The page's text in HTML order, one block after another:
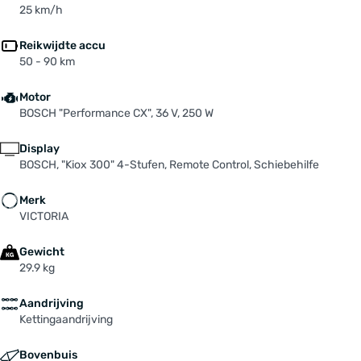
40 mm, verstellbar
mm, schwarz
Tandwiel / riemenschijf: SHIMANO
Versteller: SHIMANO "Deore XT"
Voorbouw: ERGOTEC "Sepia 50", Ø31,8 mm,
Voorvork: SUNTOUR "SF21-MOBIE34 AIR",
Zadel: SELLE ROYAL "Explora" Italy, Moderate
Male
10mm Setback, Alu, black
25 km/h
Reikwijdte accu
50 - 90 km
Motor
BOSCH "Performance CX", 36 V, 250 W
Display
BOSCH, "Kiox 300" 4-Stufen, Remote Control, Schiebehilfe
Merk
VICTORIA
Gewicht
29.9 kg
Aandrijving
Kettingaandrijving
Bovenbuis